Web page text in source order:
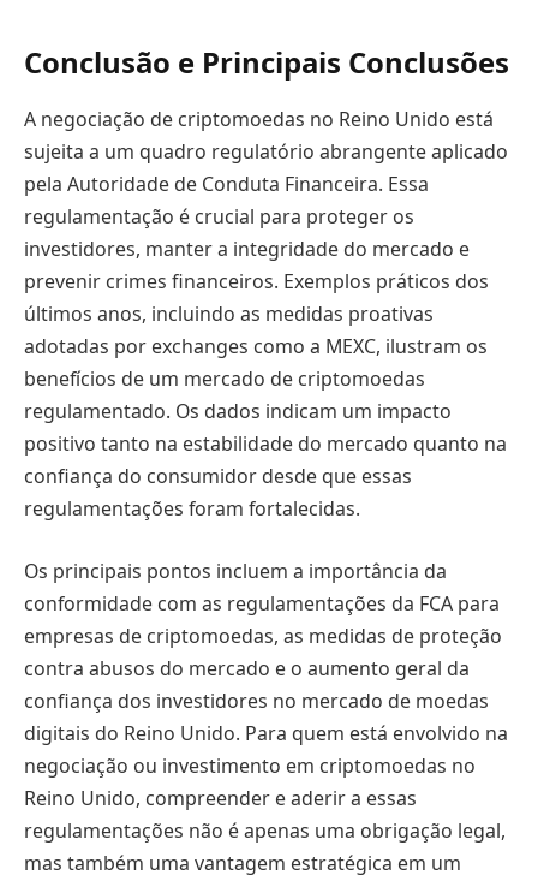
Conclusão e Principais Conclusões
A negociação de criptomoedas no Reino Unido está
sujeita a um quadro regulatório abrangente aplicado
pela Autoridade de Conduta Financeira. Essa
regulamentação é crucial para proteger os
investidores, manter a integridade do mercado e
prevenir crimes financeiros. Exemplos práticos dos
últimos anos, incluindo as medidas proativas
adotadas por exchanges como a MEXC, ilustram os
benefícios de um mercado de criptomoedas
regulamentado. Os dados indicam um impacto
positivo tanto na estabilidade do mercado quanto na
confiança do consumidor desde que essas
regulamentações foram fortalecidas.
Os principais pontos incluem a importância da
conformidade com as regulamentações da FCA para
empresas de criptomoedas, as medidas de proteção
contra abusos do mercado e o aumento geral da
confiança dos investidores no mercado de moedas
digitais do Reino Unido. Para quem está envolvido na
negociação ou investimento em criptomoedas no
Reino Unido, compreender e aderir a essas
regulamentações não é apenas uma obrigação legal,
mas também uma vantagem estratégica em um